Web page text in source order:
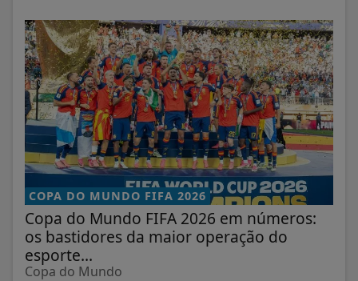
COPA DO MUNDO FIFA 2026
Copa do Mundo FIFA 2026 em números:
os bastidores da maior operação do
esporte...
Copa do Mundo